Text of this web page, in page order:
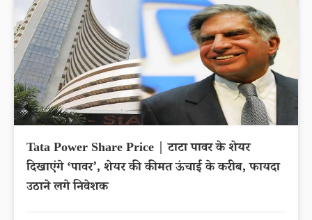
Tata Power Share Price | टाटा पावर के शेयर
दिखाएंगे ‘पावर’, शेयर की कीमत ऊंचाई के करीब, फायदा
उठाने लगे निवेशक